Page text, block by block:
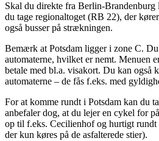
Skal du direkte fra Berlin-Brandenburg
du tage regionaltoget (RB 22), der
også busser på strækningen.
Bemærk at Potsdam ligger i zone C.
automaterne, hvilket er nemt. Menuen
betale med bl.a. visakort. Du kan også
automaterne – de fås f.eks. med
For at komme rundt i Potsdam kan du
anbefaler dog, at du lejer en cykel for
op til f.eks. Cecilienhof og hurtigt rundt
der kun køres på de asfalterede stier).